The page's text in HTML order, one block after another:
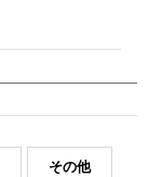
その他